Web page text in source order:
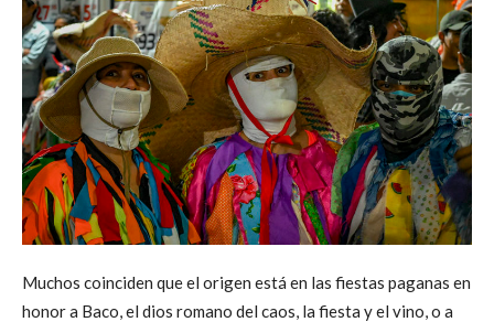
Muchos coinciden que el origen está en las fiestas paganas en
honor a Baco, el dios romano del caos, la fiesta y el vino, o a